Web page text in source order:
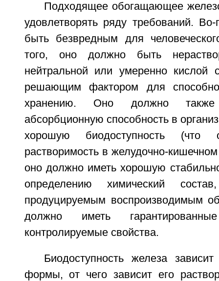
Подходящее обогащающее
удовлетворять ряду требований.
быть безвредным для
того, оно должно быть
нейтральной или умеренно кислой
решающим фактором для
хранению. Оно должно
абсорбционную способность в
хорошую биодоступность (что
растворимость в желудочно-
оно должно иметь хорошую
определению химический
продуцируемым воспроизводимым
должно иметь
контролируемые свойства.
Биодоступность железа
формы, от чего зависит его